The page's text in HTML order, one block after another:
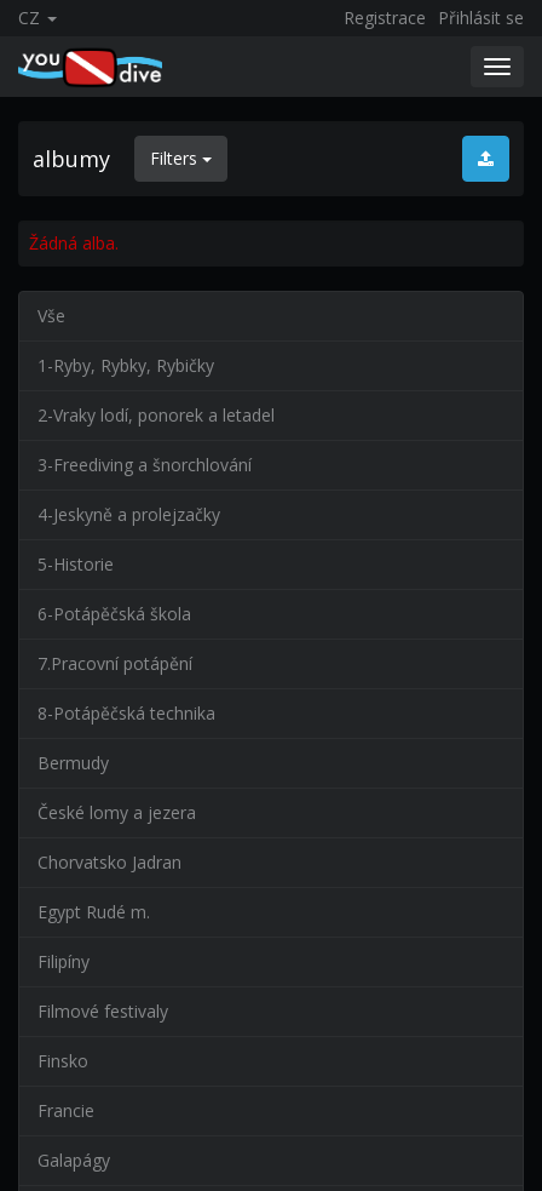
CZ Registrace Přihlásit se
albumy Filters
Žádná alba.
Vše
1-Ryby, Rybky, Rybičky
2-Vraky lodí, ponorek a letadel
3-Freediving a šnorchlování
4-Jeskyně a prolejzačky
5-Historie
6-Potápěčská škola
7.Pracovní potápění
8-Potápěčská technika
Bermudy
České lomy a jezera
Chorvatsko Jadran
Egypt Rudé m.
Filipíny
Filmové festivaly
Finsko
Francie
Galapágy